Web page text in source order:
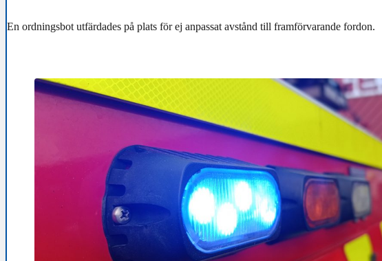
En ordningsbot utfärdades på plats för ej anpassat avstånd till framförvarande fordon.